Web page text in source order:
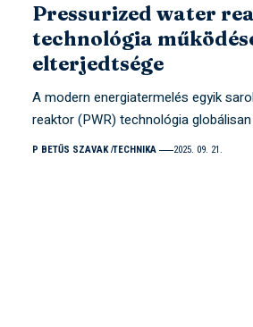
Pressurized water
technológia
elterjedtsége
A modern energiatermelés egyik
reaktor (PWR) technológia
P BETŰS SZAVAK TECHNIKA 2025. 09. 21.